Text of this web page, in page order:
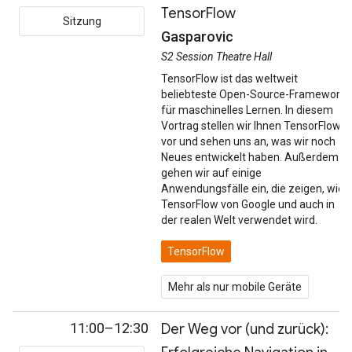
Sitzung TensorFlow
Gasparovic
S2 Session Theatre Hall
TensorFlow ist das weltweit
beliebteste Open-Source-Framework
für maschinelles Lernen. In diesem
Vortrag stellen wir Ihnen TensorFlow
vor und sehen uns an, was wir noch
Neues entwickelt haben. Außerdem
gehen wir auf einige
Anwendungsfälle ein, die zeigen, wie
TensorFlow von Google und auch in
der realen Welt verwendet wird.
TensorFlow
Mehr als nur mobile Geräte
11:00–12:30
Der Weg vor (und zurück):